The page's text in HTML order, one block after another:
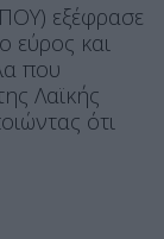
εξέφρασε
εύρος και
που
Λαϊκής
ότι